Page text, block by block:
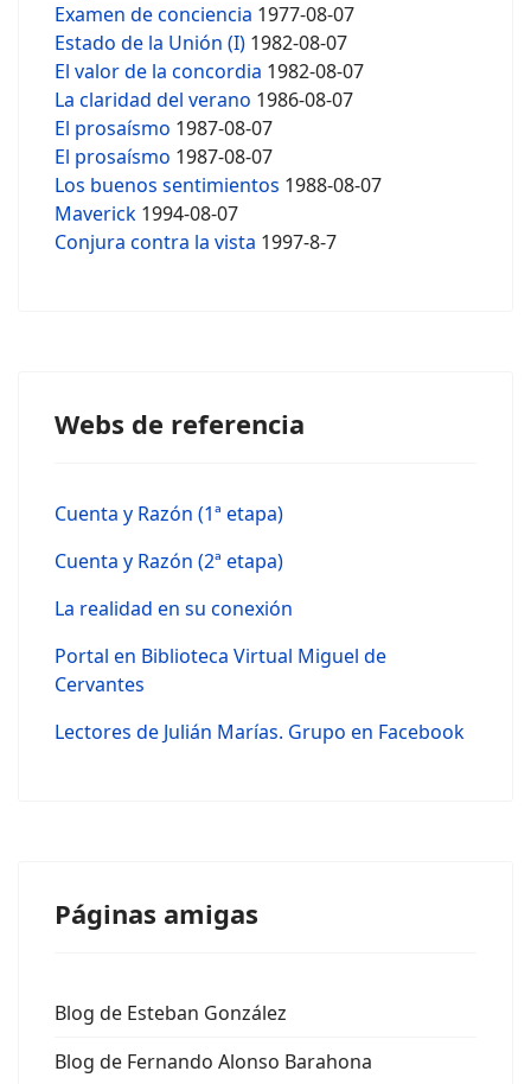
Examen de conciencia 1977-08-07
Estado de la Unión (I) 1982-08-07
El valor de la concordia 1982-08-07
La claridad del verano 1986-08-07
El prosaísmo 1987-08-07
El prosaísmo 1987-08-07
Los buenos sentimientos 1988-08-07
Maverick 1994-08-07
Conjura contra la vista 1997-8-7
Webs de referencia
Cuenta y Razón (1ª etapa)
Cuenta y Razón (2ª etapa)
La realidad en su conexión
Portal en Biblioteca Virtual Miguel de
Cervantes
Lectores de Julián Marías. Grupo en Facebook
Páginas amigas
Blog de Esteban González
Blog de Fernando Alonso Barahona